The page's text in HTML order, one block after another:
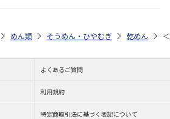
めん類 そうめん・ひやむぎ 乾めん
よくあるご質問
利用規約
特定商取引法に基づく表記について